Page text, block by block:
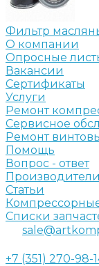
Фильтр
О компании
Опросные
Вакансии
Сертификаты
Услуги
Ремонт
Сервисное
Ремонт
Помощь
Вопрос - ответ
Производители
Статьи
Списки
+7 (351) 270-98-